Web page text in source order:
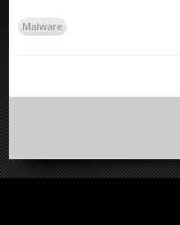
Malware